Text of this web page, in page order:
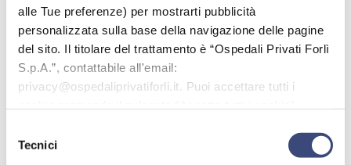
alle Tue preferenze) per mostrarti pubblicità
personalizzata sulla base della navigazione delle pagine
del sito. Il titolare del trattamento è “Ospedali Privati Forlì
S.p.A.”, contattabile all'email:
privacy@ospedaliprivatiforli.it. Puoi accettare tutti i
gestire le tue preferenze facendo clic su “Personalizza”.
delTecnici
Prestazioni: prenotare, modificare, annullare, pagare
Quando devo pagare una visita specialistica?
Quando devo pagare una visita
specialistica?
conclusione della prenotazione, o in un secondo momento